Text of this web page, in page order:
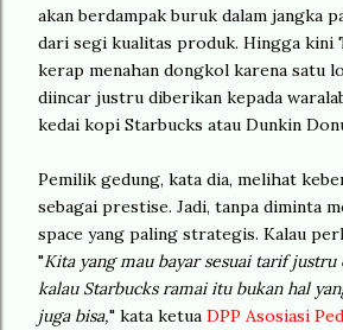
akan berdampak buruk dalam jangka
dari segi kualitas produk. Hingga kini
kerap menahan dongkol karena satu
diincar justru diberikan kepada
kedai kopi Starbucks atau Dunkin
Pemilik gedung, kata dia, melihat
sebagai prestise. Jadi, tanpa diminta
space yang paling strategis. Kalau
"Kita yang mau bayar sesuai tarif
kalau Starbucks ramai itu bukan hal
juga bisa," kata ketua DPP Asosiasi